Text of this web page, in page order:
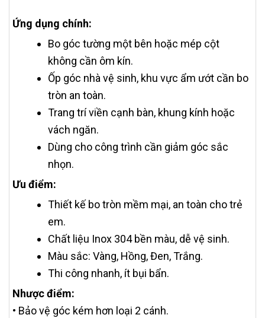
Ứng dụng chính:
Bo góc tường một bên hoặc mép cột
không cần ôm kín.
Ốp góc nhà vệ sinh, khu vực ẩm ướt cần bo
tròn an toàn.
Trang trí viền cạnh bàn, khung kính hoặc
vách ngăn.
Dùng cho công trình cần giảm góc sắc
nhọn.
Ưu điểm:
Thiết kế bo tròn mềm mại, an toàn cho trẻ
em.
Chất liệu Inox 304 bền màu, dễ vệ sinh.
Màu sắc: Vàng, Hồng, Đen, Trắng.
Thi công nhanh, ít bụi bẩn.
Nhược điểm:
• Bảo vệ góc kém hơn loại 2 cánh.